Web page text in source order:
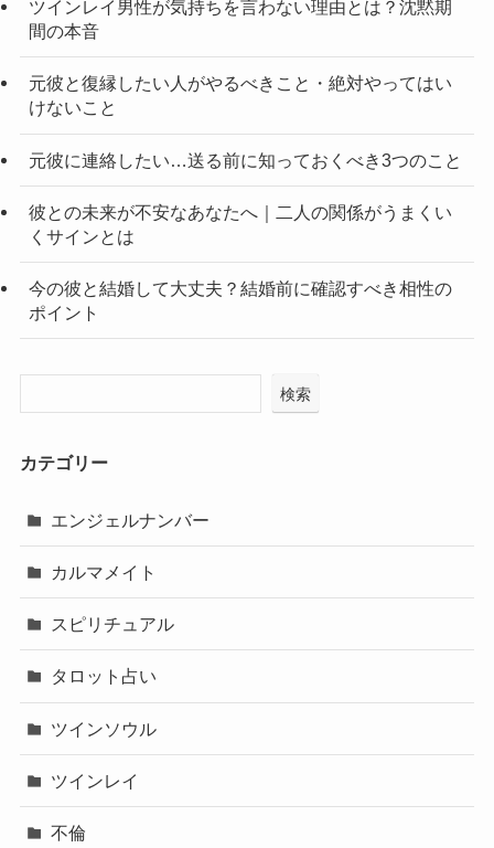
ツインレイ男性が気持ちを言わない理由とは？沈黙期
間の本音
元彼と復縁したい人がやるべきこと・絶対やってはい
けないこと
元彼に連絡したい…送る前に知っておくべき3つのこと
彼との未来が不安なあなたへ｜二人の関係がうまくい
くサインとは
今の彼と結婚して大丈夫？結婚前に確認すべき相性の
ポイント
検索
カテゴリー
エンジェルナンバー
カルマメイト
スピリチュアル
タロット占い
ツインソウル
ツインレイ
不倫